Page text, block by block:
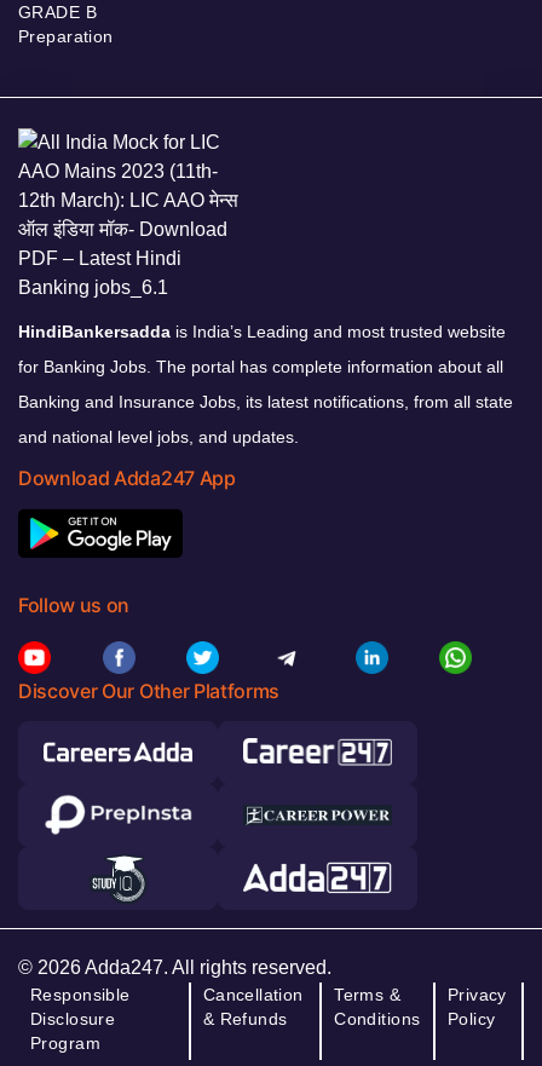
GRADE B
Preparation
HindiBankersadda is India’s Leading and most trusted website
for Banking Jobs. The portal has complete information about all
Banking and Insurance Jobs, its latest notifications, from all state
and national level jobs, and updates.
Download Adda247 App
Follow us on
Discover Our Other Platforms
© 2026 Adda247. All rights reserved.
Responsible
Disclosure
Program
Cancellation
& Refunds
Terms &
Conditions
Privacy
Policy